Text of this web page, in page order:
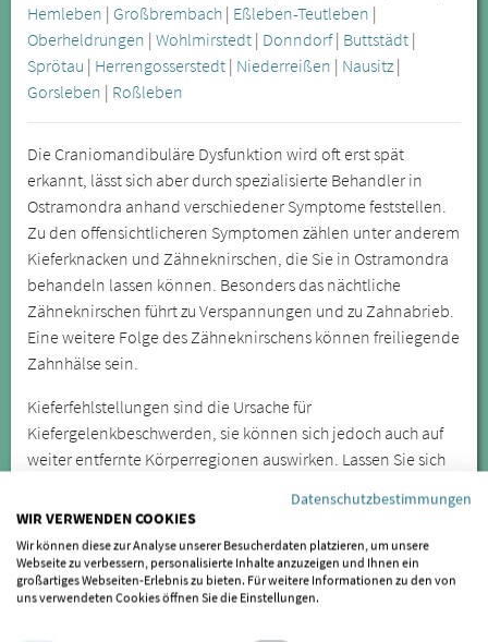
Hemleben | Großbrembach | Eßleben-Teutleben |
Oberheldrungen | Wohlmirstedt | Donndorf| Buttstädt |
Sprötau | Herrengosserstedt | Niederreißen | Nausitz |
Gorsleben | Roßleben
Die Craniomandibuläre Dysfunktion wird oft erst spät
erkannt, lässt sich aber durch spezialisierte Behandler in
Ostramondra anhand verschiedener Symptome feststellen.
Zu den offensichtlicheren Symptomen zählen unter anderem
Kieferknacken und Zähneknirschen, die Sie in Ostramondra
behandeln lassen können. Besonders das nächtliche
Zähneknirschen führt zu Verspannungen und zu Zahnabrieb.
Eine weitere Folge des Zähneknirschens können freiliegende
Zahnhälse sein.
Kieferfehlstellungen sind die Ursache für
Kiefergelenkbeschwerden, sie können sich jedoch auch auf
weiter entfernte Körperregionen auswirken. Lassen Sie sich
von einem Spezialisten für CMD untersuchen.
SIND SIE BEHANDLER/IN UND
MÖCHTEN GELISTET WERDEN?
Datenschutzbestimmungen
WIR VERWENDEN COOKIES
Wir können diese zur Analyse unserer Besucherdaten platzieren, um unsere
Webseite zu verbessern, personalisierte Inhalte anzuzeigen und Ihnen ein
großartiges Webseiten-Erlebnis zu bieten. Für weitere Informationen zu den von
uns verwendeten Cookies öffnen Sie die Einstellungen.